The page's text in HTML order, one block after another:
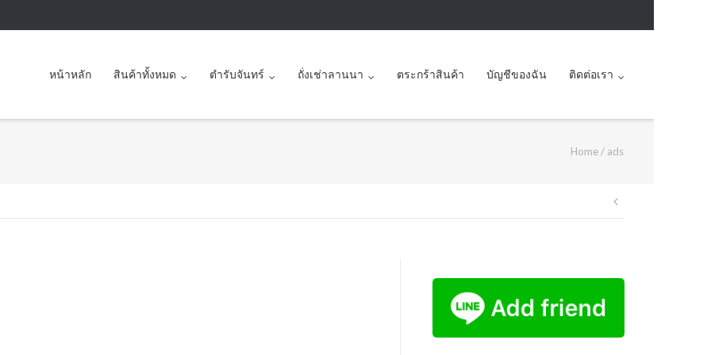
หน้าหลัก สินค้าทั้งหมด ตำรับจันทร์ ถั่งเช่าลานนา ตระกร้าสินค้า บัญชีของฉัน ติดต่อเรา
Home / ads
Post